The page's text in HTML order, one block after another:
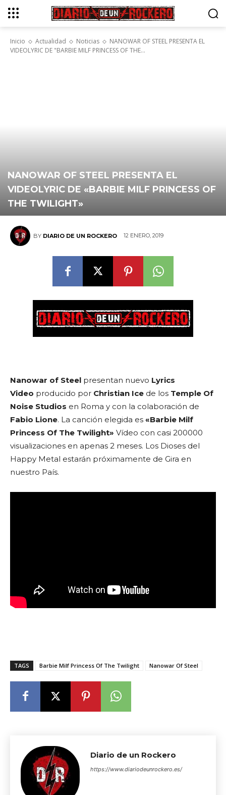
Inicio Actualidad Noticias
NANOWAR OF STEEL PRESENTA EL
VIDEOLYRIC DE "BARBIE MILF PRINCESS OF THE...
NANOWAR OF STEEL PRESENTA EL
VIDEOLYRIC DE «BARBIE MILF PRINCESS OF
THE TWILIGHT»
BY DIARIO DE UN ROCKERO 12 ENERO, 2019
Nanowar of Steel presentan nuevo Lyrics
Video producido por Christian Ice de los Temple Of
Noise Studios en Roma y con la colaboración de
Fabio Lione. La canción elegida es «Barbie Milf
Princess Of The Twilight» Vídeo con casi 200000
visualizaciones en apenas 2 meses. Los Dioses del
Happy Metal estarán próximamente de Gira en
nuestro País.
TAGS Barbie Milf Princess Of The Twilight Nanowar Of Steel
Diario de un Rockero
https://www.diariodeunrockero.es/